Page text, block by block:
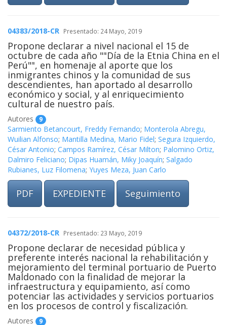
04383/2018-CR Presentado: 24 Mayo, 2019
Propone declarar a nivel nacional el 15 de
octubre de cada año ""Día de la Etnia China en el
Perú"", en homenaje al aporte que los
inmigrantes chinos y la comunidad de sus
descendientes, han aportado al desarrollo
económico y social, y al enriquecimiento
cultural de nuestro país.
Autores 9
Sarmiento Betancourt, Freddy Fernando; Monterola Abregu,
Wuilian Alfonso; Mantilla Medina, Mario Fidel; Segura Izquierdo,
César Antonio; Campos Ramírez, César Milton; Palomino Ortiz,
Dalmiro Feliciano; Dipas Huamán, Miky Joaquín; Salgado
Rubianes, Luz Filomena; Yuyes Meza, Juan Carlo
PDF EXPEDIENTE Seguimiento
04372/2018-CR Presentado: 23 Mayo, 2019
Propone declarar de necesidad pública y
preferente interés nacional la rehabilitación y
mejoramiento del terminal portuario de Puerto
Maldonado con la finalidad de mejorar la
infraestructura y equipamiento, así como
potenciar las actividades y servicios portuarios
en los procesos de control y fiscalización.
Autores 9